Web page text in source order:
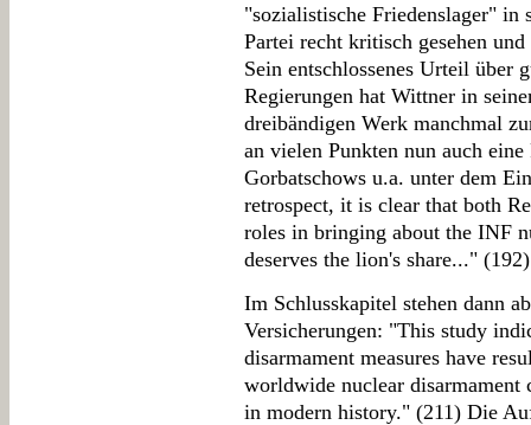
"sozialistische Friedenslager" in
Partei recht kritisch gesehen
Sein entschlossenes Urteil über
Regierungen hat Wittner in
dreibändigen Werk manchmal
an vielen Punkten nun auch
Gorbatschows u.a. unter dem
retrospect, it is clear that both
roles in bringing about the INF
deserves the lion's share..." (192)
Im Schlusskapitel stehen dann
Versicherungen: "This study
disarmament measures have
worldwide nuclear disarmament
in modern history." (211) Die